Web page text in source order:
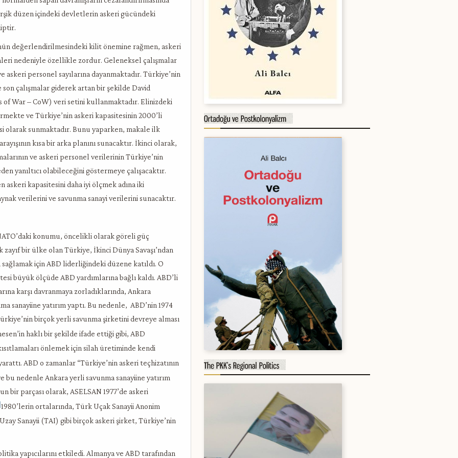
düzen içindeki devletlerin askeri gücündeki
değerlendirilmesindeki kilit önemine rağmen, askeri
nedeniyle özellikle zordur. Geleneksel çalışmalar
askeri personel sayılarına dayanmaktadır. Türkiye’nin
çalışmalar giderek artan bir şekilde David
of War – CoW) veri setini kullanmaktadır. Elinizdeki
ve Türkiye’nin askeri kapasitesinin 2000’li
olarak sunmaktadır. Bunu yaparken, makale ilk
kısa bir arka planını sunacaktır. İkinci olarak,
ve askeri personel verilerinin Türkiye’nin
yanıltıcı olabileceğini göstermeye çalışacaktır.
askeri kapasitesini daha iyi ölçmek adına iki
verilerini ve savunma sanayi verilerini sunacaktır.
konumu, öncelikli olarak göreli güç
bir ülke olan Türkiye, İkinci Dünya Savaşı’ndan
için ABD liderliğindeki düzene katıldı. O
büyük ölçüde ABD yardımlarına bağlı kaldı. ABD’li
karşı davranmaya zorladıklarında, Ankara
sanayiine yatırım yaptı. Bu nedenle, ABD’nin 1974
birçok yerli savunma şirketini devreye alması
haklı bir şekilde ifade ettiği gibi, ABD
önlemek için silah üretiminde kendi
ABD o zamanlar “Türkiye’nin askeri teçhizatının
bu nedenle Ankara yerli savunma sanayiine yatırım
bir parçası olarak, ASELSAN 1977’de askeri
1980’lerin ortalarında, Türk Uçak Sanayii Anonim
Sanayii (TAI) gibi birçok askeri şirket, Türkiye’nin
yapıcılarını etkiledi. Almanya ve ABD tarafından